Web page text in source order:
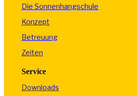
Die Sonnenhangschule
Konzept
Betreuung
Zeiten
Service
Downloads